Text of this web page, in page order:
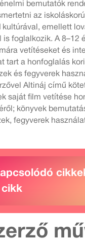
bemutatók
az
kultúrával, emellett
is foglalkozik. A 8–12
vetítéseket és
tart a honfoglalás
és fegyverek
Altináj című
saját film vetítése
könyvek
fegyverek
cikk